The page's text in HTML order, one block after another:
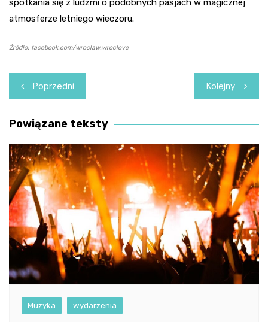
spotkania się z ludźmi o podobnych pasjach w magicznej
atmosferze letniego wieczoru.
Źródło: facebook.com/wroclaw.wroclove
Nawigacja
wpisu
Poprzedni Kolejny
Powiązane teksty
Muzyka wydarzenia